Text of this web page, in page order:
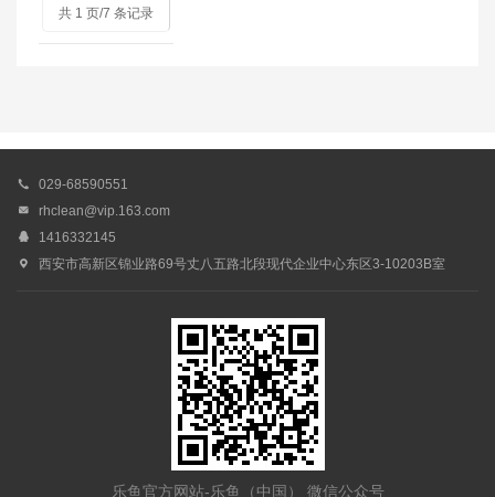
共 1 页/7 条记录
 029-68590551
 rhclean@vip.163.com
 1416332145
 西安市高新区锦业路69号丈八五路北段现代企业中心东区3-10203B室
乐鱼官方网站-乐鱼（中国） 微信公众号